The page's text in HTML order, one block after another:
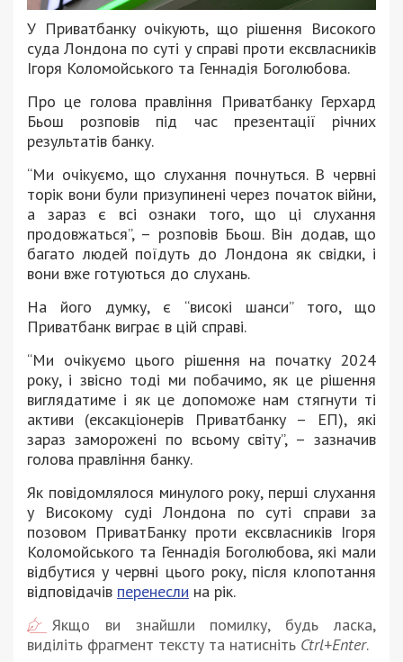
У Приватбанку очікують, що рішення Високого
суда Лондона по суті у справі проти ексвласників
Ігоря Коломойського та Геннадія Боголюбова.
Про це голова правління Приватбанку Герхард
Бьош розповів під час презентації річних
результатів банку.
“Ми очікуємо, що слухання почнуться. В червні
торік вони були призупинені через початок війни,
а зараз є всі ознаки того, що ці слухання
продовжаться”, – розповів Бьош. Він додав, що
багато людей поїдуть до Лондона як свідки, і
вони вже готуються до слухань.
На його думку, є “високі шанси” того, що
Приватбанк виграє в цій справі.
“Ми очікуємо цього рішення на початку 2024
року, і звісно тоді ми побачимо, як це рішення
виглядатиме і як це допоможе нам стягнути ті
активи (ексакціонерів Приватбанку – ЕП), які
зараз заморожені по всьому світу”, – зазначив
голова правління банку.
Як повідомлялося минулого року, перші слухання
у Високому суді Лондона по суті справи за
позовом ПриватБанку проти ексвласників Ігоря
Коломойського та Геннадія Боголюбова, які мали
відбутися у червні цього року, після клопотання
відповідачів перенесли на рік.
Якщо ви знайшли помилку, будь ласка,
виділіть фрагмент тексту та натисніть Ctrl+Enter.